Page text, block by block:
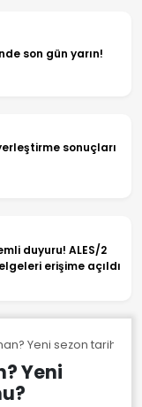
son gün yarın!
sonuçları
duyuru! ALES/2
erişime açıldı
Yeni sezon tarihi
Yeni